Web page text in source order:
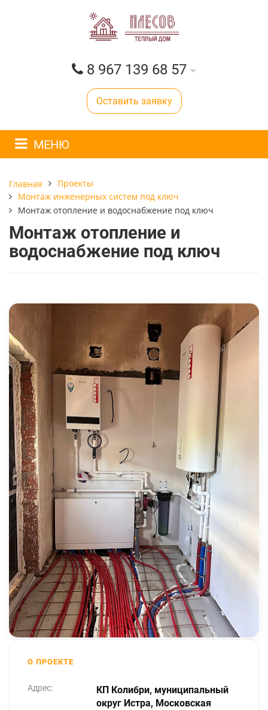
8 967 139 68 57
Оставить заявку
МЕНЮ
Главная
Проекты
Монтаж инженерных систем под ключ
Монтаж отопление и водоснабжение под ключ
Монтаж отопление и
водоснабжение под ключ
О ПРОЕКТЕ
Адрес:
КП Колибри, муниципальный
округ Истра, Московская